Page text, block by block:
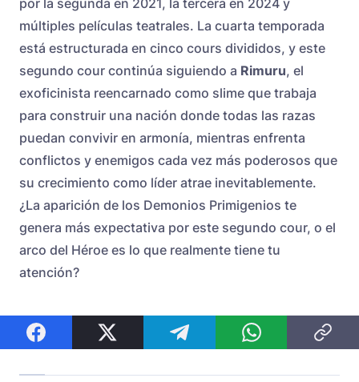
múltiples películas teatrales. La cuarta temporada
está estructurada en cinco cours divididos, y este
segundo cour continúa siguiendo a Rimuru, el
exoficinista reencarnado como slime que trabaja
para construir una nación donde todas las razas
puedan convivir en armonía, mientras enfrenta
conflictos y enemigos cada vez más poderosos que
su crecimiento como líder atrae inevitablemente.
¿La aparición de los Demonios Primigenios te
genera más expectativa por este segundo cour, o el
arco del Héroe es lo que realmente tiene tu
atención?